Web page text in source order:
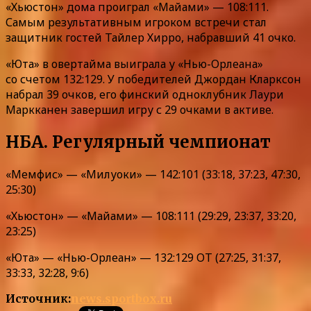
«Хьюстон» дома проиграл «Майами» — 108:111.
Самым результативным игроком встречи стал
защитник гостей Тайлер Хирро, набравший 41 очко.
«Юта» в овертайма выиграла у «Нью-Орлеана»
со счетом 132:129. У победителей Джордан Кларксон
набрал 39 очков, его финский одноклубник Лаури
Маркканен завершил игру с 29 очками в активе.
НБА. Регулярный чемпионат
«Мемфис» — «Милуоки» — 142:101 (33:18, 37:23, 47:30,
25:30)
«Хьюстон» — «Майами» — 108:111 (29:29, 23:37, 33:20,
23:25)
«Юта» — «Нью-Орлеан» — 132:129 OT (27:25, 31:37,
33:33, 32:28, 9:6)
Источник:news.sportbox.ru